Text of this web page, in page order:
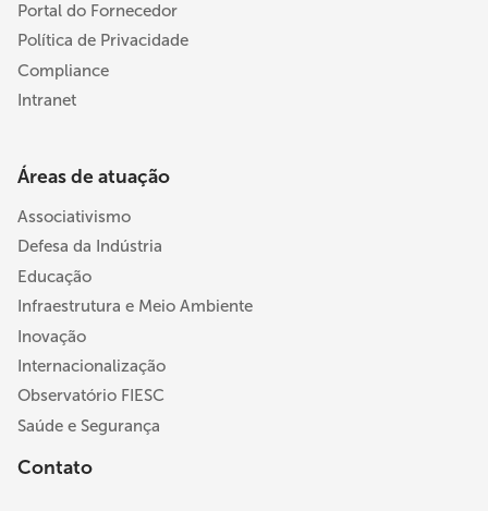
Portal do Fornecedor
Política de Privacidade
Compliance
Intranet
Áreas de atuação
Associativismo
Defesa da Indústria
Educação
Infraestrutura e Meio Ambiente
Inovação
Internacionalização
Observatório FIESC
Saúde e Segurança
Contato